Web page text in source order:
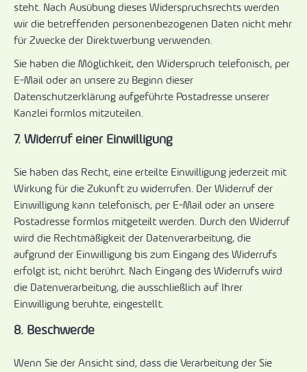
steht. Nach Ausübung dieses Widerspruchsrechts werden
wir die betreffenden personenbezogenen Daten nicht mehr
für Zwecke der Direktwerbung verwenden.
Sie haben die Möglichkeit, den Widerspruch telefonisch, per
E-Mail oder an unsere zu Beginn dieser
Datenschutzerklärung aufgeführte Postadresse unserer
Kanzlei formlos mitzuteilen.
7. Widerruf einer Einwilligung
Sie haben das Recht, eine erteilte Einwilligung jederzeit mit
Wirkung für die Zukunft zu widerrufen. Der Widerruf der
Einwilligung kann telefonisch, per E-Mail oder an unsere
Postadresse formlos mitgeteilt werden. Durch den Widerruf
wird die Rechtmäßigkeit der Datenverarbeitung, die
aufgrund der Einwilligung bis zum Eingang des Widerrufs
erfolgt ist, nicht berührt. Nach Eingang des Widerrufs wird
die Datenverarbeitung, die ausschließlich auf Ihrer
Einwilligung beruhte, eingestellt.
8. Beschwerde
Wenn Sie der Ansicht sind, dass die Verarbeitung der Sie